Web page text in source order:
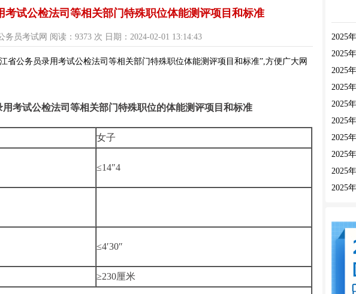
考试公检法司等相关部门特殊职位体能测评项目和标准
务员考试网 阅读：9373 次 日期：2024-02-01 13:14:43
省公务员录用考试公检法司等相关部门特殊职位体能测评项目和标准”,方便广大网
用考试公检法司等相关部门特殊职位的体能测评项目和标准
女子
≤14″4
≤4′30″
≥230厘米